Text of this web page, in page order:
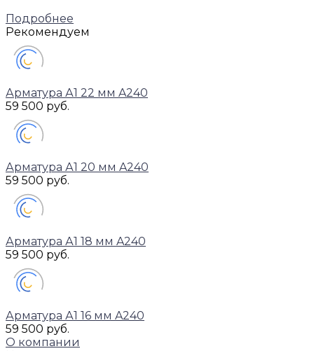
Подробнее
Рекомендуем
Арматура А1 22 мм A240
59 500 руб.
Арматура А1 20 мм A240
59 500 руб.
Арматура А1 18 мм A240
59 500 руб.
Арматура А1 16 мм A240
59 500 руб.
О компании